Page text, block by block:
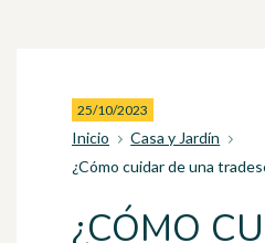
25/10/2023
Inicio
Casa y Jardín
¿Cómo cuidar de una
¿CÓMO